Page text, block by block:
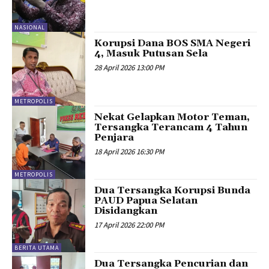
NASIONAL
METROPOLIS
Korupsi Dana BOS SMA Negeri
4, Masuk Putusan Sela
28 April 2026 13:00 PM
METROPOLIS
Nekat Gelapkan Motor Teman,
Tersangka Terancam 4 Tahun
Penjara
18 April 2026 16:30 PM
BERITA UTAMA
Dua Tersangka Korupsi Bunda
PAUD Papua Selatan
Disidangkan
17 April 2026 22:00 PM
Dua Tersangka Pencurian dan